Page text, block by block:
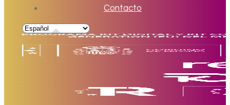
Contacto